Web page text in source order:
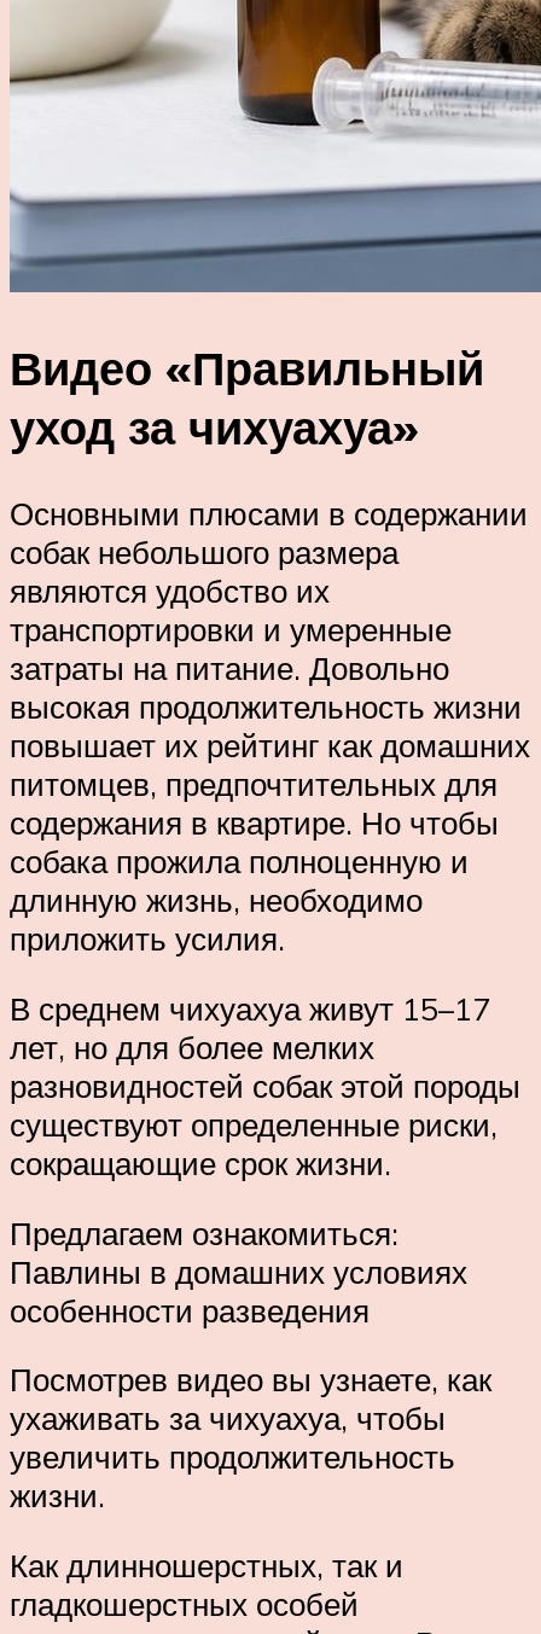
Видео «Правильный
уход за чихуахуа»
Основными плюсами в содержании
собак небольшого размера
являются удобство их
транспортировки и умеренные
затраты на питание. Довольно
высокая продолжительность жизни
повышает их рейтинг как домашних
питомцев, предпочтительных для
содержания в квартире. Но чтобы
собака прожила полноценную и
длинную жизнь, необходимо
приложить усилия.
В среднем чихуахуа живут 15–17
лет, но для более мелких
разновидностей собак этой породы
существуют определенные риски,
сокращающие срок жизни.
Предлагаем ознакомиться:
Павлины в домашних условиях
особенности разведения
Посмотрев видео вы узнаете, как
ухаживать за чихуахуа, чтобы
увеличить продолжительность
жизни.
Как длинношерстных, так и
гладкошерстных особей